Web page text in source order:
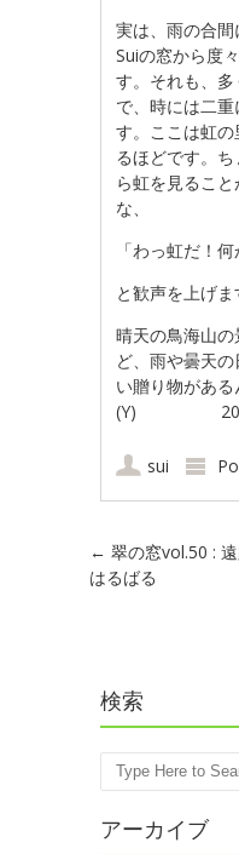
実は、雨の合間
Suiの窓から度
す。それも、
で、時には二
す。ここは虹
るほどです。
ら虹を見るこ
な、
「わっ虹だ！
と歓声を上げま
晴天の鳥海山
ど、雨や曇天
い贈り物が
(Y) 2010
sui
Post
← 翠の窓vol.50 :
はるばる
検索
Search
アーカイブ